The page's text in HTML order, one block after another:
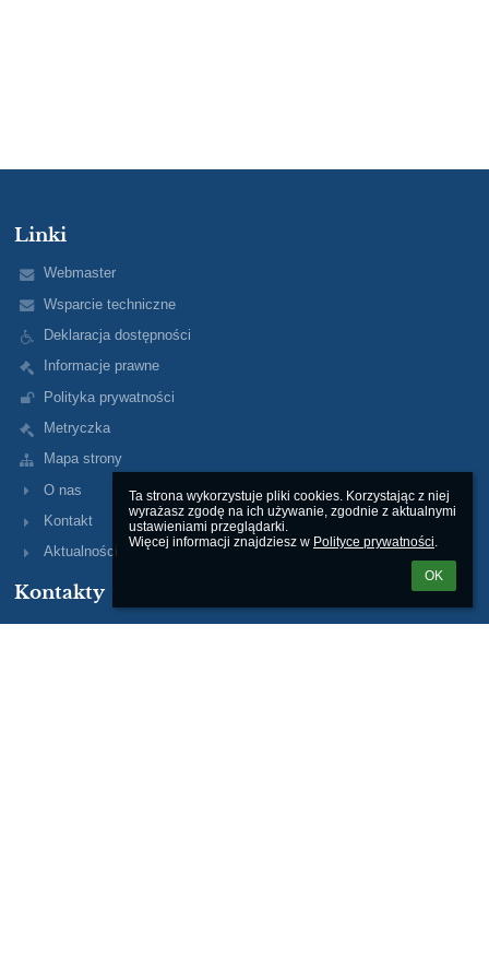
Ta strona wykorzystuje pliki cookies. Korzystając z niej
wyrażasz zgodę na ich używanie, zgodnie z aktualnymi
ustawieniami przeglądarki.
Więcej informacji znajdziesz w Polityce prywatności.
OK
Linki
Webmaster
Wsparcie techniczne
Deklaracja dostępności
Informacje prawne
Polityka prywatności
Metryczka
Mapa strony
O nas
Kontakt
Aktualności
Kontakty